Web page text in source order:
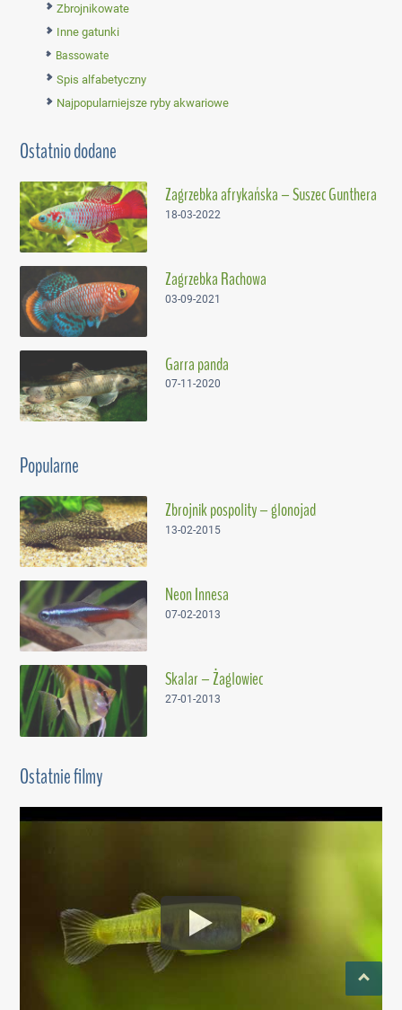
Zbrojnikowate
Inne gatunki
Bassowate
Spis alfabetyczny
Najpopularniejsze ryby akwariowe
Ostatnio dodane
Zagrzebka afrykańska – Suszec Gunthera
18-03-2022
Zagrzebka Rachowa
03-09-2021
Garra panda
07-11-2020
Popularne
Zbrojnik pospolity – glonojad
13-02-2015
Neon Innesa
07-02-2013
Skalar – Żaglowiec
27-01-2013
Ostatnie filmy